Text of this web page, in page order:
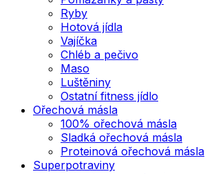
Ryby
Hotová jídla
Vajíčka
Chléb a pečivo
Maso
Luštěniny
Ostatní fitness jídlo
Ořechová másla
100% ořechová másla
Sladká ořechová másla
Proteinová ořechová másla
Superpotraviny